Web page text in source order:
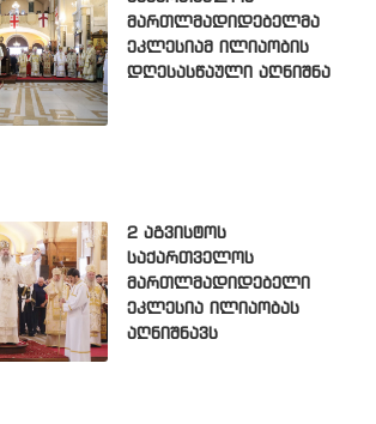
მართლმადიდებელმა
ეკლესიამ ილიაობის
დღესასწაული აღნიშნა
2 აგვისტოს
საქართველოს
მართლმადიდებელი
ეკლესია ილიაობას
აღნიშნავს